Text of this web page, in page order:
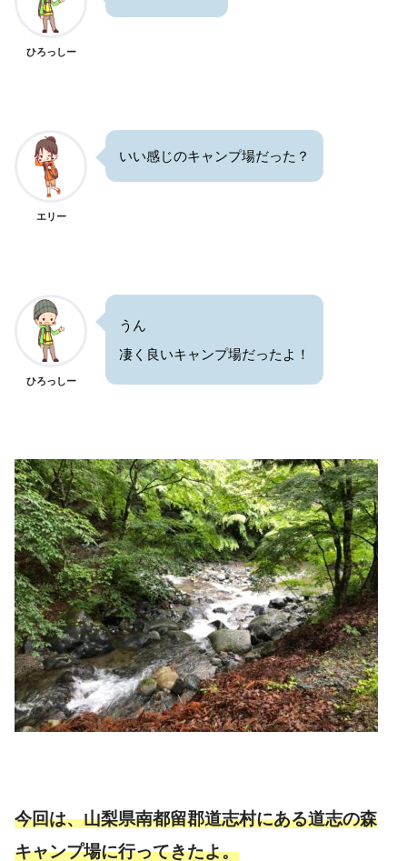
ひろっしー
エリー
いい感じのキャンプ場だった？
ひろっしー
うん
凄く良いキャンプ場だったよ！
今回は、山梨県南都留郡道志村にある道志の森
キャンプ場に行ってきたよ。